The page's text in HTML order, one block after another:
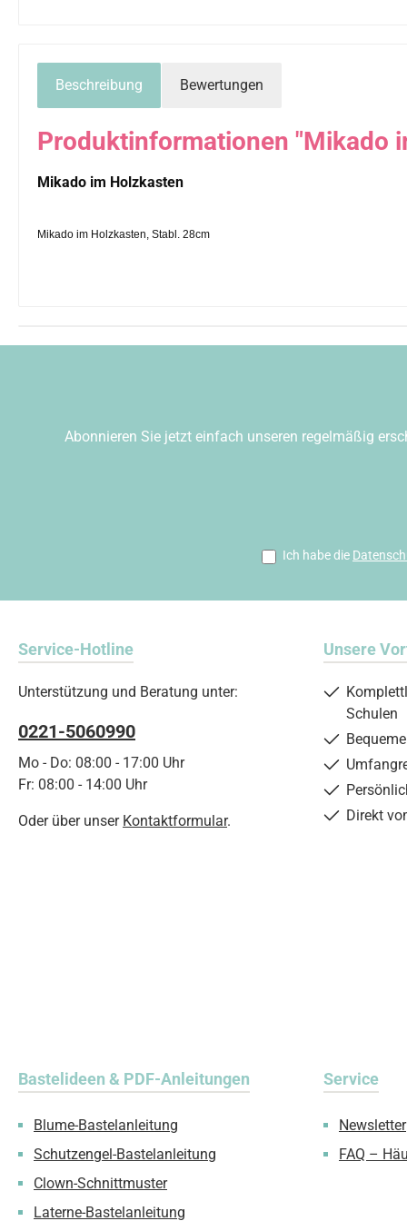
Beschreibung Bewertungen
Produktinformationen "Mikado
Mikado im Holzkasten
Mikado im Holzkasten, Stabl. 28cm
Abonnieren Sie jetzt einfach unseren regelmäßig
Ich habe die
Service-Hotline
Unterstützung und Beratung unter:
0221-5060990
Mo - Do: 08:00 - 17:00 Uhr
Fr: 08:00 - 14:00 Uhr
Oder über unser Kontaktformular.
Bastelideen & PDF-Anleitungen
Blume-Bastelanleitung
Schutzengel-Bastelanleitung
Clown-Schnittmuster
Laterne-Bastelanleitung
Service
Newsletter
FAQ –
Unsere
Schulen
Direkt